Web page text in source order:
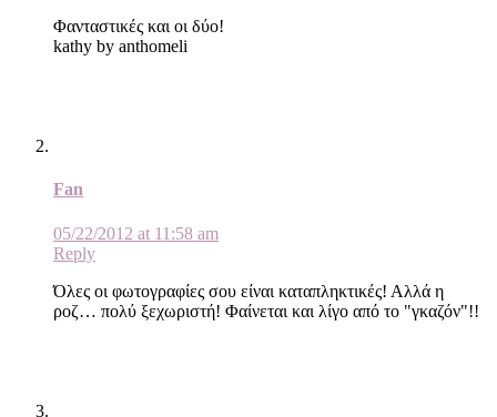
Φανταστικές και οι δύο!
kathy by anthomeli
Fan
05/22/2012 at 11:58 am
Reply
Όλες οι φωτογραφίες σου είναι καταπληκτικές! Αλλά η
ροζ… πολύ ξεχωριστή! Φαίνεται και λίγο από το "γκαζόν"!!